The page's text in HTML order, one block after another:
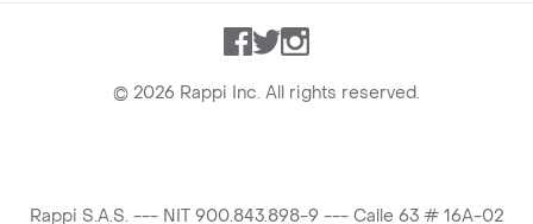
Facebook
TwitterInstagram
© 2026 Rappi Inc. All rights reserved.
Rappi S.A.S. --- NIT 900.843.898-9 --- Calle 63 # 16A-02